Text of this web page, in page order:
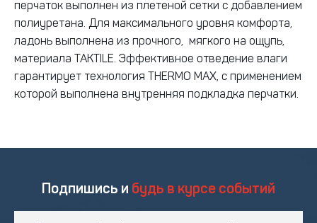
перчаток выполнен из плетеной сетки с добавлением
полиуретана. Для максимального уровня комфорта,
ладонь выполнена из прочного, мягкого на ощупь,
материала TAKTILE. Эффективное отведение влаги
гарантирует технология THERMO MAX, с применением
которой выполнена внутренняя подкладка перчатки.
Подпишись и будь в курсе событий